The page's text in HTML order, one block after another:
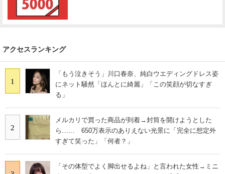
アクセスランキング
1
「もう泣きそう」川口春奈、純白ウエディングドレス姿
にネット騒然「ほんとに綺麗」「この笑顔が切なすぎ
る」
2
メルカリで買った商品が到着→封筒を開けようとした
ら…… 650万表示のありえない光景に「完全に想定外
すぎて笑った」「何者？」
「その体型でよく脚出せるよね」と言われた女性→ミニ